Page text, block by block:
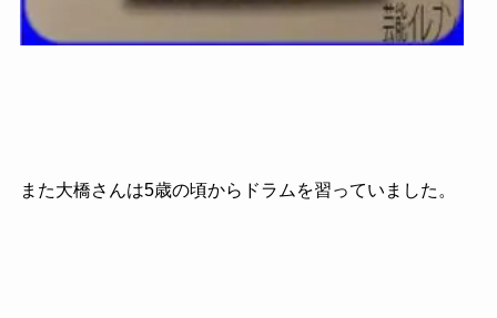
また大橋さんは5歳の頃からドラムを習っていました。